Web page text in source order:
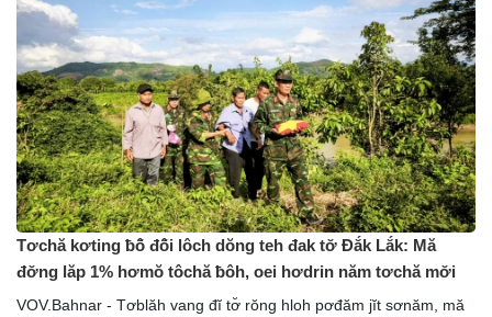
Tơchă kơting ƀô̆ đô̆i lôch dŏng teh đak tơ̆ Đắk Lắk: Mă
đơ̆ng lăp 1% hơmŏ tôchă ƀôh, oei hơdrin năm tơchă mơ̆i
VOV.Bahnar - Tơblăh vang đĭ tơ̆ rŏng hloh pơđăm jĭt sơnăm, mă